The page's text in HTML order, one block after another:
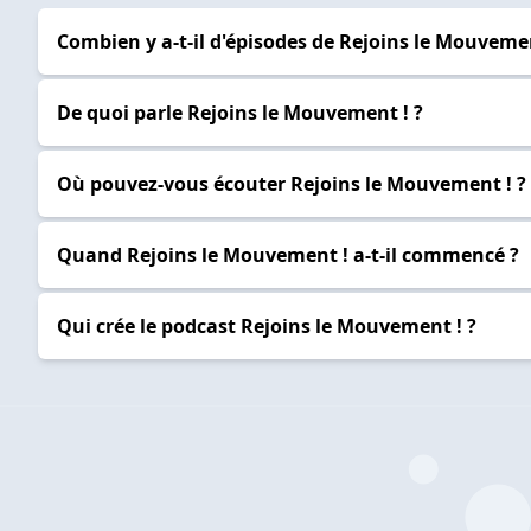
Combien y a-t-il d'épisodes de Rejoins le
De quoi parle Rejoins le Mouvement ! ?
Où pouvez-vous écouter Rejoins le Mouvement ! ?
Quand Rejoins le Mouvement ! a-t-il commencé ?
Qui crée le podcast Rejoins le Mouvement ! ?